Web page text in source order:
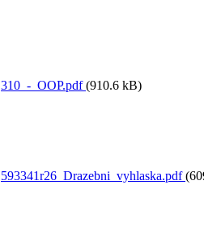
310_-_OOP.pdf(910.6 kB)
593341r26_Drazebni_vyhlaska.pdf